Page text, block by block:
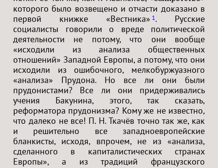
которого было возвещено и отчасти доказано в
первой книжке «Вестника» 1. Русские
социалисты говорили о вреде политической
деятельности не потому, что они вообще
«исходили из анализа общественных
отношений» Западной Европы, а потому, что они
исходили из ошибочного, мелкобуржуазного
«анализа» Прудона. Но все ли они были
прудонистами? Все ли они придерживались
учения Бакунина, этого, так сказать,
реформатора прудонизма? Кому же не известно,
что далеко не все! П. Н. Ткачёв точно так же, как
и решительно все западноевропейские
бланкисты, исходя, впрочем, не из «анализа,
сделанного в капиталистических странах
Европы», а из традиций французского